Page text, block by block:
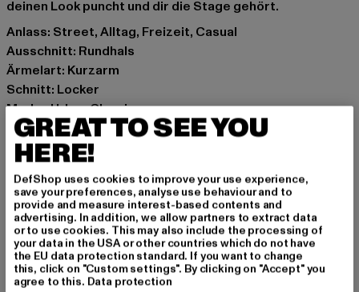
deinen Look puncht und dir die Stage gehört.
Anlass: Street, Alltag, Freizeit, Casual
Ausschnitt: Rundhals
Ärmelart: Kurzarm
Schnitt: Locker
Marke: Urban Classics
Kat.: Bekleidung
Farbe: schwarz
Hersteller Farbe: black
Materialzusammensetzung: 100% Baumwolle
Art.Nr: TB3411-00007
Hersteller: TB International GmbH |info@tbint.de
Dr.-Robert-Murjahn-Straße 7 | 64372 Ober-Ramstadt |
DE
GREAT TO SEE YOU
HERE!
DefShop uses cookies to improve your use experience,
save your preferences, analyse use behaviour and to
provide and measure interest-based contents and
advertising. In addition, we allow partners to extract data
or to use cookies. This may also include the processing of
your data in the USA or other countries which do not have
the EU data protection standard. If you want to change
this, click on "Custom settings". By clicking on "Accept" you
agree to this. Data protection